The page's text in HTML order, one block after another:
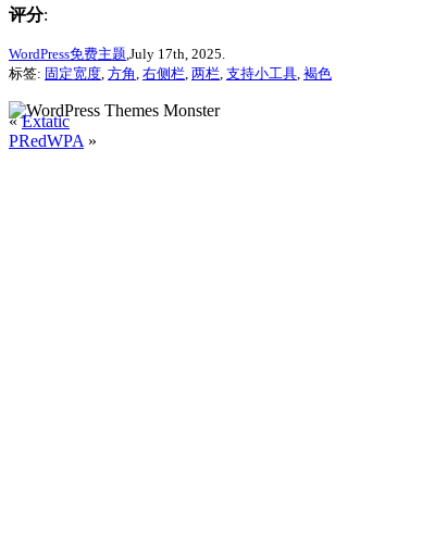
评分:
WordPress免费主题 ,July 17th, 2025.
标签: 固定宽度 方角 右侧栏 两栏 支持小工具 褐色
«Extatic
PRedWPA »